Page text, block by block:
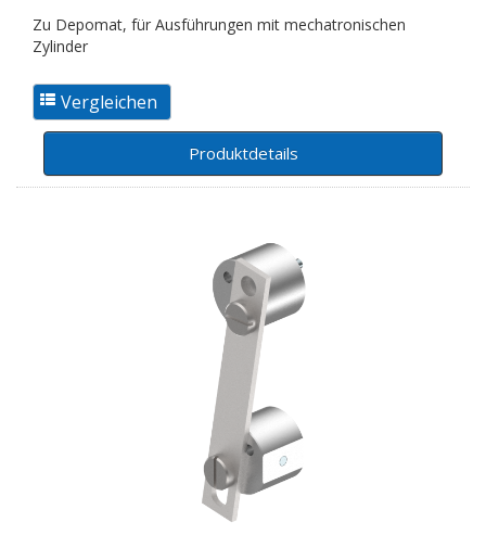
Zu Depomat, für Ausführungen mit mechatronischen
Zylinder
Produktdetails